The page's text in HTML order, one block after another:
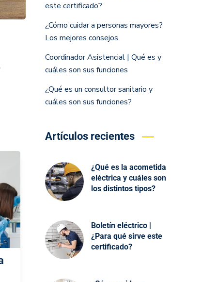
este certificado?
¿Cómo cuidar a personas mayores?
Los mejores consejos
Coordinador Asistencial | Qué es y
cuáles son sus funciones
¿Qué es un consultor sanitario y
cuáles son sus funciones?
Artículos recientes
¿Qué es la acometida
eléctrica y cuáles son
los distintos tipos?
Boletín eléctrico |
¿Para qué sirve este
certificado?